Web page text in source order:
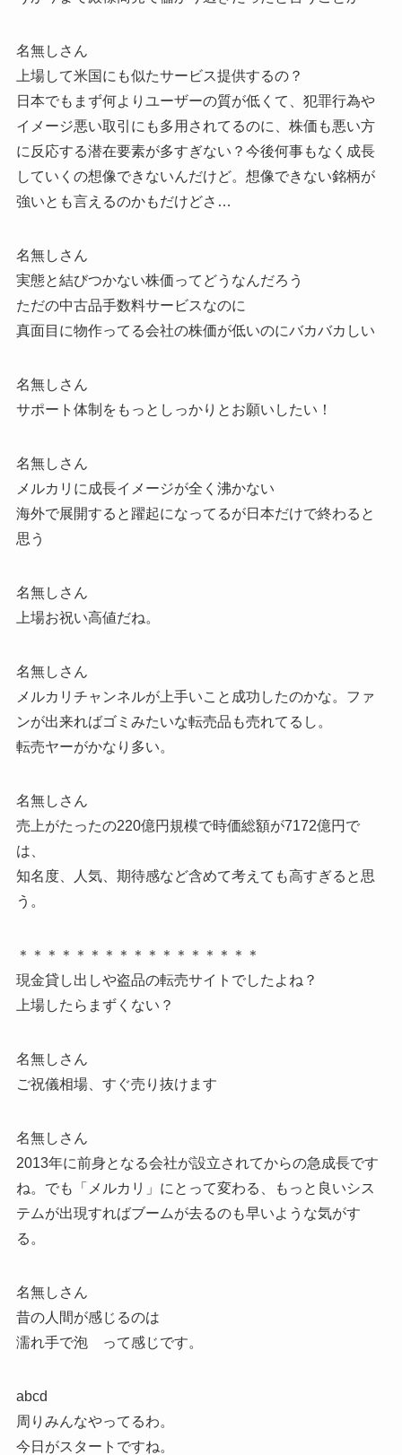
名無しさん
上場して米国にも似たサービス提供するの？
日本でもまず何よりユーザーの質が低くて、犯罪行為や
イメージ悪い取引にも多用されてるのに、株価も悪い方
に反応する潜在要素が多すぎない？今後何事もなく成長
していくの想像できないんだけど。想像できない銘柄が
強いとも言えるのかもだけどさ…
名無しさん
実態と結びつかない株価ってどうなんだろう
ただの中古品手数料サービスなのに
真面目に物作ってる会社の株価が低いのにバカバカしい
名無しさん
サポート体制をもっとしっかりとお願いしたい！
名無しさん
メルカリに成長イメージが全く沸かない
海外で展開すると躍起になってるが日本だけで終わると
思う
名無しさん
上場お祝い高値だね。
名無しさん
メルカリチャンネルが上手いこと成功したのかな。ファ
ンが出来ればゴミみたいな転売品も売れてるし。
転売ヤーがかなり多い。
名無しさん
売上がたったの220億円規模で時価総額が7172億円で
は、
知名度、人気、期待感など含めて考えても高すぎると思
う。
＊＊＊＊＊＊＊＊＊＊＊＊＊＊＊＊＊
現金貸し出しや盗品の転売サイトでしたよね？
上場したらまずくない？
名無しさん
ご祝儀相場、すぐ売り抜けます
名無しさん
2013年に前身となる会社が設立されてからの急成長です
ね。でも「メルカリ」にとって変わる、もっと良いシス
テムが出現すればブームが去るのも早いような気がす
る。
名無しさん
昔の人間が感じるのは
濡れ手で泡 って感じです。
abcd
周りみんなやってるわ。
今日がスタートですね。